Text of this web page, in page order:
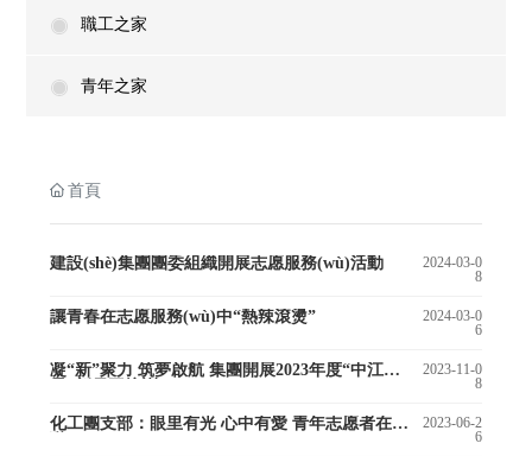
職工之家
青年之家
首頁
建設(shè)集團團委組織開展志愿服務(wù)活動
2024-03-0
8
讓青春在志愿服務(wù)中“熱辣滾燙”
2024-03-0
6
凝“新”聚力 筑夢啟航 集團開展2023年度“中江之
2023-11-0
8
化工團支部：眼里有光 心中有愛 青年志愿者在行
2023-06-2
6